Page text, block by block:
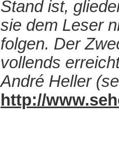
Stand ist,
sie dem Leser
folgen. Der
vollends
André Heller
http://